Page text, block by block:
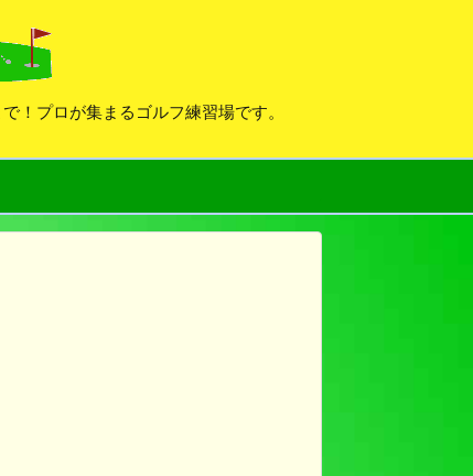
！プロが集まるゴルフ練習場です。